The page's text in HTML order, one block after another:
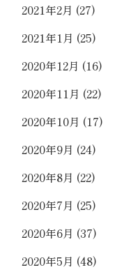
2021年2月 (27)
2021年1月 (25)
2020年12月 (16)
2020年11月 (22)
2020年10月 (17)
2020年9月 (24)
2020年8月 (22)
2020年7月 (25)
2020年6月 (37)
2020年5月 (48)